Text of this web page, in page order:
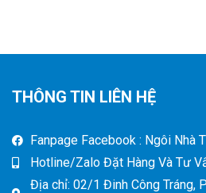
THÔNG TIN LIÊN HỆ
Fanpage Facebook : Ngôi Nhà
Hotline/Zalo Đặt Hàng Và Tư
Địa chỉ: 02/1 Đinh Công Tráng,